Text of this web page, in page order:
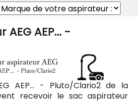
AEP... -
AEP... - Pluto/Clario2 de la
recevoir le sac aspirateur